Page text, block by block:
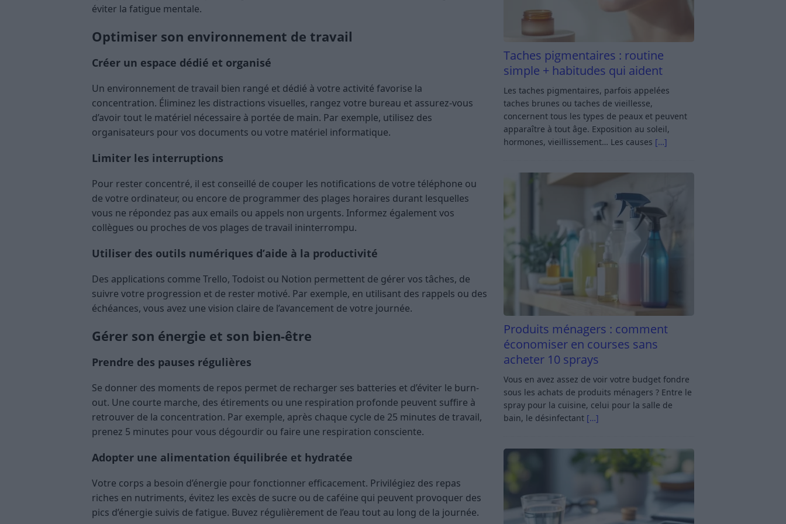
éviter la fatigue mentale.
Optimiser son environnement de travail
Créer un espace dédié et organisé
Un environnement de travail bien rangé et dédié à votre activité favorise la
concentration. Éliminez les distractions visuelles, rangez votre bureau et assurez-vous
d’avoir tout le matériel nécessaire à portée de main. Par exemple, utilisez des
organisateurs pour vos documents ou votre matériel informatique.
Limiter les interruptions
Pour rester concentré, il est conseillé de couper les notifications de votre téléphone ou
de votre ordinateur, ou encore de programmer des plages horaires durant lesquelles
vous ne répondez pas aux emails ou appels non urgents. Informez également vos
collègues ou proches de vos plages de travail ininterrompu.
Utiliser des outils numériques d’aide à la productivité
Des applications comme Trello, Todoist ou Notion permettent de gérer vos tâches, de
suivre votre progression et de rester motivé. Par exemple, en utilisant des rappels ou des
échéances, vous avez une vision claire de l’avancement de votre journée.
Gérer son énergie et son bien-être
Prendre des pauses régulières
Se donner des moments de repos permet de recharger ses batteries et d’éviter le burn-
out. Une courte marche, des étirements ou une respiration profonde peuvent suffire à
retrouver de la concentration. Par exemple, après chaque cycle de 25 minutes de travail,
prenez 5 minutes pour vous dégourdir ou faire une respiration consciente.
Adopter une alimentation équilibrée et hydratée
Votre corps a besoin d’énergie pour fonctionner efficacement. Privilégiez des repas
riches en nutriments, évitez les excès de sucre ou de caféine qui peuvent provoquer des
pics d’énergie suivis de fatigue. Buvez régulièrement de l’eau tout au long de la journée.
Taches pigmentaires : routine
simple + habitudes qui aident
Les taches pigmentaires, parfois appelées
taches brunes ou taches de vieillesse,
concernent tous les types de peaux et peuvent
apparaître à tout âge. Exposition au soleil,
hormones, vieillissement… Les causes […]
Produits ménagers : comment
économiser en courses sans
acheter 10 sprays
Vous en avez assez de voir votre budget fondre
sous les achats de produits ménagers ? Entre le
spray pour la cuisine, celui pour la salle de
bain, le désinfectant […]